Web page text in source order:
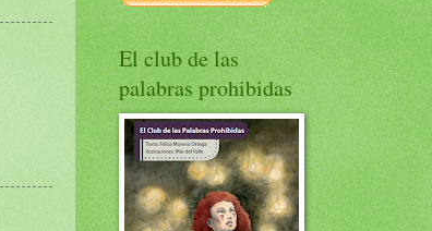
El club de las
palabras prohibidas